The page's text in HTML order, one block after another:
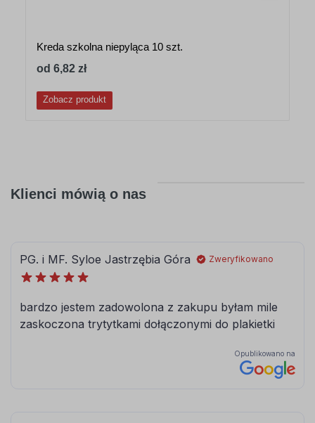
Kreda szkolna niepyląca 10 szt.
od 6,82 zł
Zobacz produkt
Klienci mówią o nas